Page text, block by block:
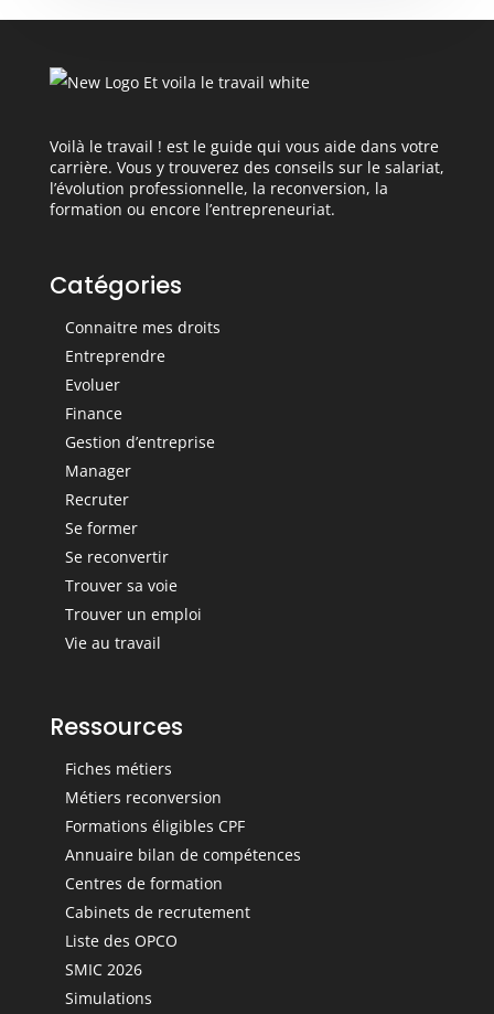
Voilà le travail ! est le guide qui vous aide dans votre
carrière. Vous y trouverez des conseils sur le salariat,
l’évolution professionnelle, la reconversion, la
formation ou encore l’entrepreneuriat.
Catégories
Connaitre mes droits
Entreprendre
Evoluer
Finance
Gestion d’entreprise
Manager
Recruter
Se former
Se reconvertir
Trouver sa voie
Trouver un emploi
Vie au travail
Ressources
Fiches métiers
Métiers reconversion
Formations éligibles CPF
Annuaire bilan de compétences
Centres de formation
Cabinets de recrutement
Liste des OPCO
SMIC 2026
Simulations